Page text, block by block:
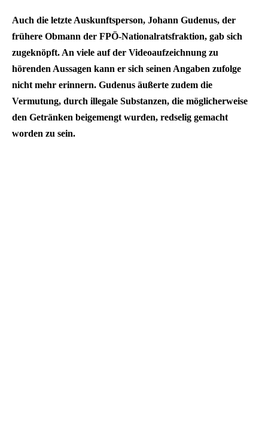
Auch die letzte Auskunftsperson, Johann Gudenus, der
frühere Obmann der FPÖ-Nationalratsfraktion, gab sich
zugeknöpft. An viele auf der Videoaufzeichnung zu
hörenden Aussagen kann er sich seinen Angaben zufolge
nicht mehr erinnern. Gudenus äußerte zudem die
Vermutung, durch illegale Substanzen, die möglicherweise
den Getränken beigemengt wurden, redselig gemacht
worden zu sein.